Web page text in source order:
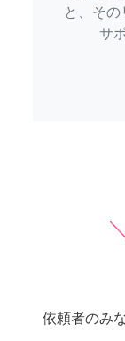
と、そ
サ
依頼者のみ